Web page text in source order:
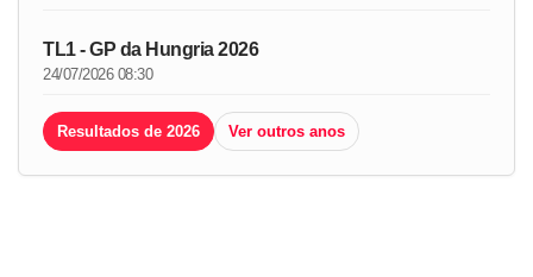
TL1 - GP da Hungria 2026
24/07/2026 08:30
Resultados de 2026 Ver outros anos